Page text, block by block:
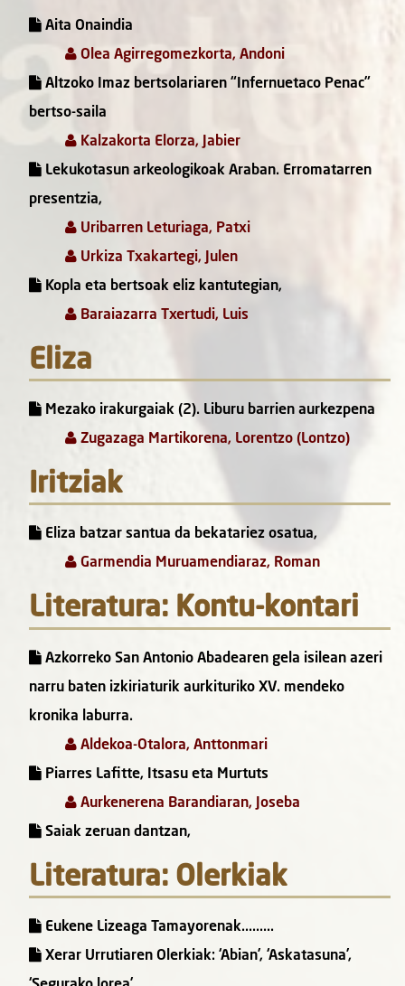
Aita Onaindia
Olea Agirregomezkorta, Andoni
Altzoko Imaz bertsolariaren “Infernuetaco Penac”
bertso-saila
Kalzakorta Elorza, Jabier
Lekukotasun arkeologikoak Araban. Erromatarren
presentzia,
Uribarren Leturiaga, Patxi
Urkiza Txakartegi, Julen
Kopla eta bertsoak eliz kantutegian,
Baraiazarra Txertudi, Luis
Eliza
Mezako irakurgaiak (2). Liburu barrien aurkezpena
Zugazaga Martikorena, Lorentzo (Lontzo)
Iritziak
Eliza batzar santua da bekatariez osatua,
Garmendia Muruamendiaraz, Roman
Literatura: Kontu-kontari
Azkorreko San Antonio Abadearen gela isilean azeri
narru baten izkiriaturik aurkituriko XV. mendeko
kronika laburra.
Aldekoa-Otalora, Anttonmari
Piarres Lafitte, Itsasu eta Murtuts
Aurkenerena Barandiaran, Joseba
Saiak zeruan dantzan,
Literatura: Olerkiak
Eukene Lizeaga Tamayorenak.........
Xerar Urrutiaren Olerkiak: ‘Abian’, ‘Askatasuna’,